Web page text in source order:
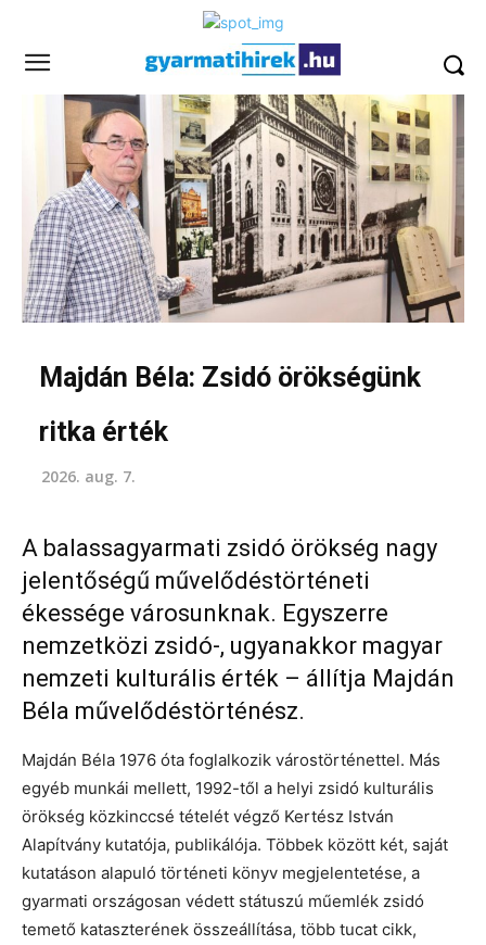
Majdán Béla: Zsidó örökségünk
ritka érték
2026. aug. 7.
A balassagyarmati zsidó örökség nagy
jelentőségű művelődéstörténeti
ékessége városunknak. Egyszerre
nemzetközi zsidó-, ugyanakkor magyar
nemzeti kulturális érték – állítja Majdán
Béla művelődéstörténész.
Majdán Béla 1976 óta foglalkozik várostörténettel. Más
egyéb munkái mellett, 1992-től a helyi zsidó kulturális
örökség közkinccsé tételét végző Kertész István
Alapítvány kutatója, publikálója. Többek között két, saját
kutatáson alapuló történeti könyv megjelentetése, a
gyarmati országosan védett státuszú műemlék zsidó
temető kataszterének összeállítása, több tucat cikk,